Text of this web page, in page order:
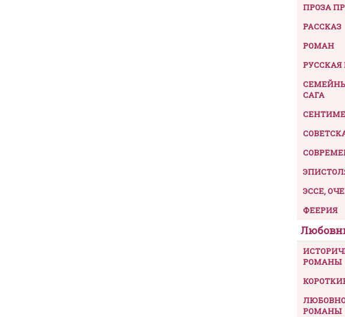
ПРОЗА
РАССКАЗ
РОМАН
САГА
ЭССЕ,
ФЕЕРИЯ
РОМАНЫ
РОМАНЫ